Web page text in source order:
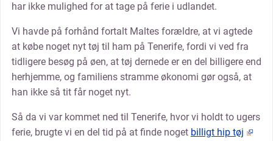
har ikke mulighed for at tage på ferie i udlandet.
Vi havde på forhånd fortalt Maltes forældre, at vi agtede
at købe noget nyt tøj til ham på Tenerife, fordi vi ved fra
tidligere besøg på øen, at tøj dernede er en del billigere end
herhjemme, og familiens stramme økonomi gør også, at
han ikke så tit får noget nyt.
Så da vi var kommet ned til Tenerife, hvor vi holdt to ugers
ferie, brugte vi en del tid på at finde noget billigt hip tøj